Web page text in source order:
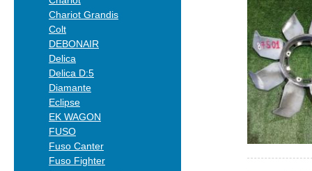
Chariot Grandis
Colt
DEBONAIR
Delica
Delica D:5
Diamante
Eclipse
EK WAGON
FUSO
Fuso Canter
Fuso Fighter